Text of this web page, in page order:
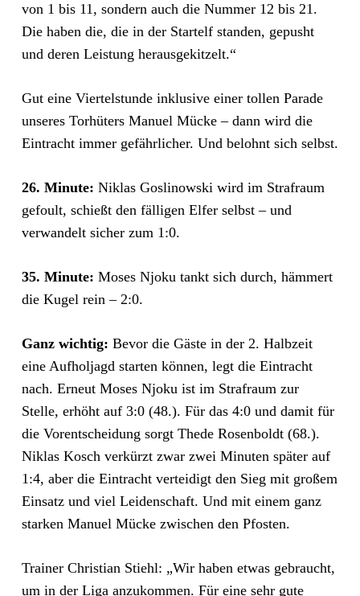
von 1 bis 11, sondern auch die Nummer 12 bis 21.
Die haben die, die in der Startelf standen, gepusht
und deren Leistung herausgekitzelt.“
Gut eine Viertelstunde inklusive einer tollen Parade
unseres Torhüters Manuel Mücke – dann wird die
Eintracht immer gefährlicher. Und belohnt sich selbst.
26. Minute: Niklas Goslinowski wird im Strafraum
gefoult, schießt den fälligen Elfer selbst – und
verwandelt sicher zum 1:0.
35. Minute: Moses Njoku tankt sich durch, hämmert
die Kugel rein – 2:0.
Ganz wichtig: Bevor die Gäste in der 2. Halbzeit
eine Aufholjagd starten können, legt die Eintracht
nach. Erneut Moses Njoku ist im Strafraum zur
Stelle, erhöht auf 3:0 (48.). Für das 4:0 und damit für
die Vorentscheidung sorgt Thede Rosenboldt (68.).
Niklas Kosch verkürzt zwar zwei Minuten später auf
1:4, aber die Eintracht verteidigt den Sieg mit großem
Einsatz und viel Leidenschaft. Und mit einem ganz
starken Manuel Mücke zwischen den Pfosten.
Trainer Christian Stiehl: „Wir haben etwas gebraucht,
um in der Liga anzukommen. Für eine sehr gute